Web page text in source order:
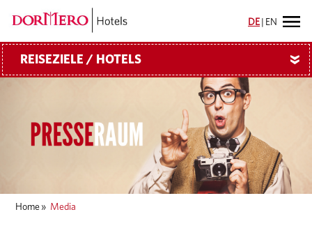
DE EN
REISEZIELE / HOTELS »
Home » Media